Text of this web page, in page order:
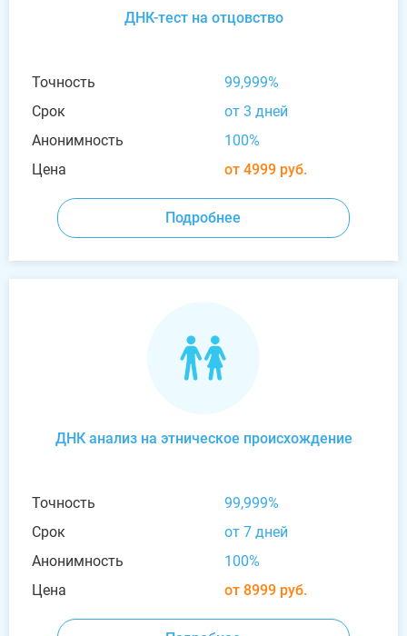
ДНК-тест на отцовство
Точность
99,999%
Срок
от 3 дней
Анонимность
100%
Цена
от 4999 руб.
Подробнее
ДНК анализ на этническое происхождение
Точность
99,999%
Срок
от 7 дней
Анонимность
100%
Цена
от 8999 руб.